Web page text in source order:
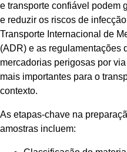
e transporte confiável podem
e reduzir os riscos de
Transporte Internacional de
(ADR) e as regulamentações
mercadorias perigosas por
mais importantes para o
contexto.
As etapas-chave na
amostras incluem: